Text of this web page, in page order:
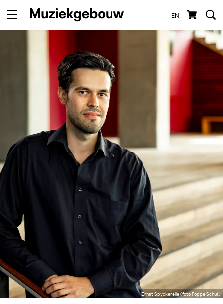
EN
Menu
Ernst Spyckerelle (foto Foppe Schut)